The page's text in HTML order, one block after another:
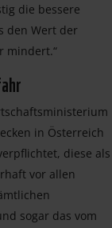
die bessere
den Wert der
mindert.“
in Österreich
diese als
vor allen
sogar das vom